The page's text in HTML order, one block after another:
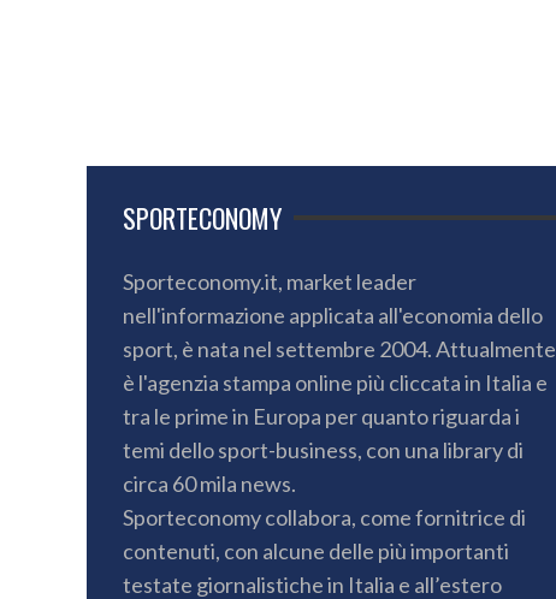
SPORTECONOMY
Sporteconomy.it, market leader
nell'informazione applicata all'economia dello
sport, è nata nel settembre 2004. Attualmente
è l'agenzia stampa online più cliccata in Italia e
tra le prime in Europa per quanto riguarda i
temi dello sport-business, con una library di
circa 60 mila news.
Sporteconomy collabora, come fornitrice di
contenuti, con alcune delle più importanti
testate giornalistiche in Italia e all’estero